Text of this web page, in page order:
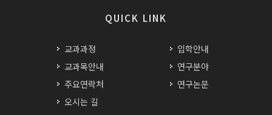
QUICK LINK
교과과정
교과목안내
주요연락처
오시는 길
입학안내
연구분야
연구논문